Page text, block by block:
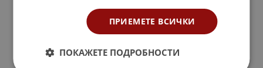
ПРИЕМЕТЕ ВСИЧКИ
ПОКАЖЕТЕ ПОДРОБНОСТИ